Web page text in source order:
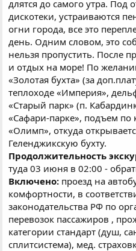
длятся до самого утра.
дискотеки, устраиваются
огни города, все это
день. Одним словом, это
нельзя пропустить. После
и отдых на море! По
«Золотая бухта» (за
теплоходе «Империя»,
«Старый парк» (п.
«Сафари-парке», подъем по
«Олимп», откуда
Геленджикскую бухту.
Продолжительность
туда 03 июня в 02:00 -
Включено: проезд на
комфортности, в
законодательства РФ по
перевозок пассажиров ,
категории стандарт (душ,
сплитсистема), мед.